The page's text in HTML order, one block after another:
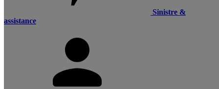
Sinistre &
assistance